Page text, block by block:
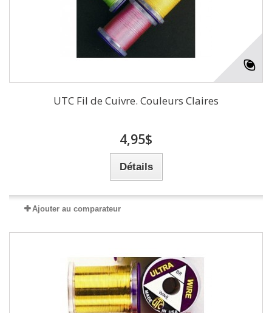
UTC Fil de Cuivre. Couleurs Claires
4,95$
Détails
Ajouter au comparateur